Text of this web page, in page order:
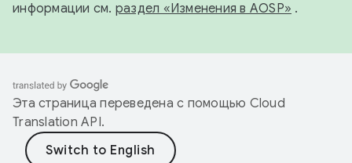
информации см. раздел «Изменения в AOSP» .
Эта страница переведена с помощью Cloud
Translation API.